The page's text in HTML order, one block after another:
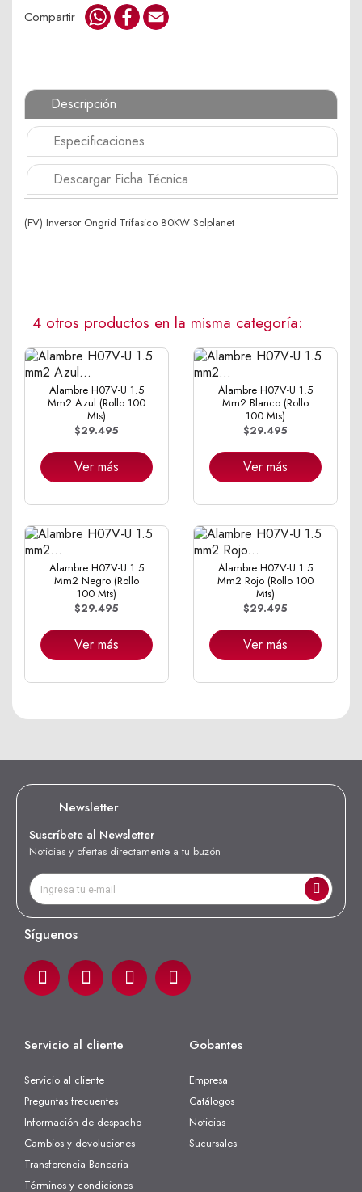
Compartir WhatsApp
Facebook
Descripción
Especificaciones
Descargar Ficha Técnica
(FV) Inversor Ongrid Trifasico 80KW Solplanet
4 otros productos en la misma categoría:
Alambre H07V-U 1.5
Mm2 Azul (Rollo 100
Mts)
$29.495
Ver más
Alambre H07V-U 1.5
Mm2 Blanco (Rollo
100 Mts)
$29.495
Ver más
Alambre H07V-U 1.5
Mm2 Negro (Rollo
100 Mts)
$29.495
Ver más
Alambre H07V-U 1.5
Mm2 Rojo (Rollo 100
Mts)
$29.495
Ver más
Newsletter
Suscríbete al Newsletter
Noticias y ofertas directamente a tu buzón
Síguenos
Servicio al cliente
Servicio al cliente
Preguntas frecuentes
Información de despacho
Cambios y devoluciones
Transferencia Bancaria
Términos y condiciones
Gobantes
Empresa
Catálogos
Noticias
Sucursales